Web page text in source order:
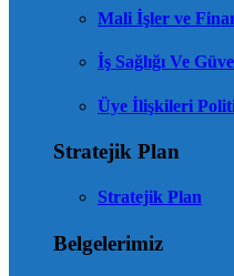
Mali İşler ve
İş Sağlığı Ve
Üye İlişkileri
Stratejik Plan
Stratejik Plan
Belgelerimiz